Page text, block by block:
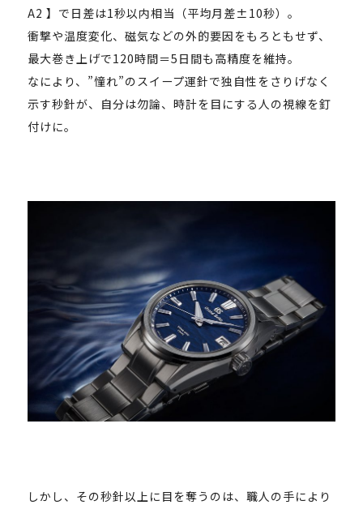
A2 】で日差は1秒以内相当（平均月差±10秒）。
衝撃や温度変化、磁気などの外的要因をもろともせず、
最大巻き上げで120時間＝5日間も高精度を維持。
なにより、”憧れ”のスイープ運針で独自性をさりげなく
示す秒針が、自分は勿論、時計を目にする人の視線を釘
付けに。
しかし、その秒針以上に目を奪うのは、職人の手により